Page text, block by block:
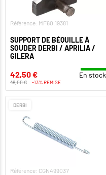
Référence: MF60.19381
SUPPORT DE BÉQUILLE À
SOUDER DERBI / APRILIA /
GILERA
42,50 € En stock
49,00 € -13% REMISE
DERBI
Référence: CGN499037